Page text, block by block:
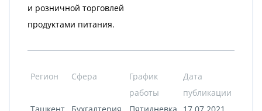
и розничной торговлей
продуктами питания.
Регион Сфера
График
работы
Дата
публикации